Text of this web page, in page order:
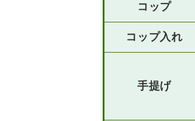
コップ
コップ入れ
手提げ